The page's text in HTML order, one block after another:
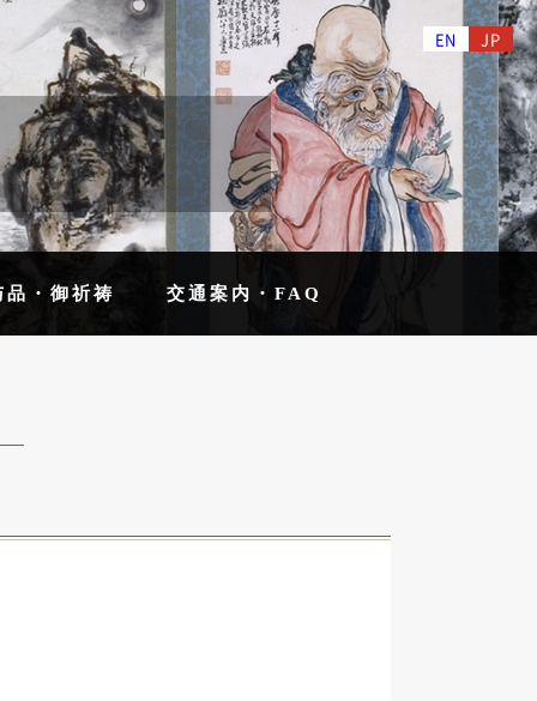
EN JP
品・御祈祷 交通案内・FAQ